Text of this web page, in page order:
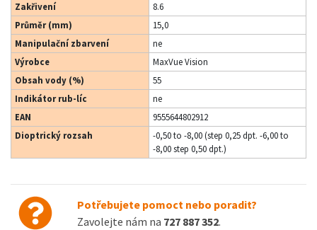
Zakřivení
8.6
Průměr (mm)
15,0
Manipulační zbarvení
ne
Výrobce
MaxVue Vision
Obsah vody (%)
55
Indikátor rub-líc
ne
EAN
9555644802912
Dioptrický rozsah
-0,50 to -8,00 (step 0,25 dpt. -6,00 to
-8,00 step 0,50 dpt.)
Potřebujete pomoct nebo poradit?
Zavolejte nám na 727 887 352.